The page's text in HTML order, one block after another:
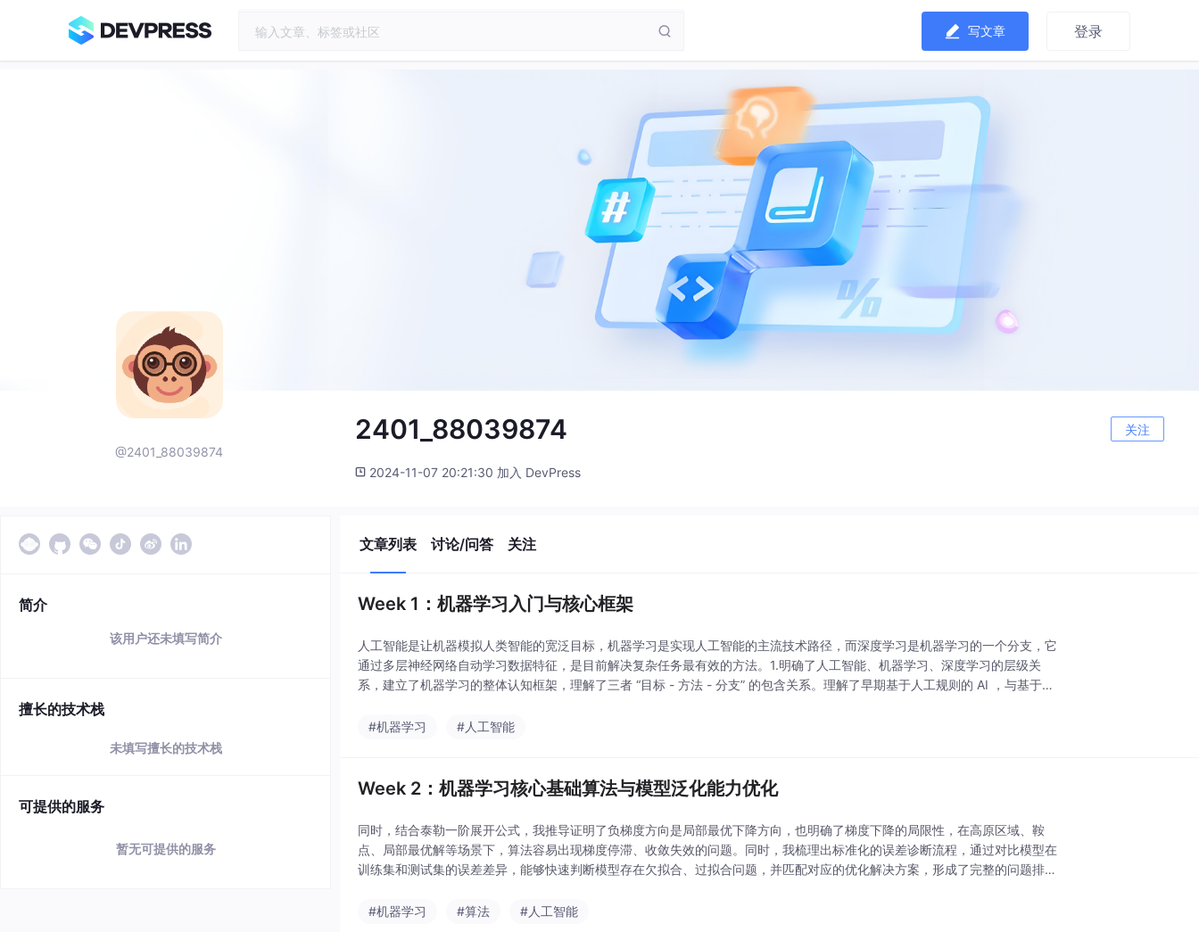
写文章 登录
@2401_88039874
2401_88039874 关注
2024-11-07 20:21:30 加入 DevPress
简介
该用户还未填写简介
擅长的技术栈
未填写擅长的技术栈
可提供的服务
暂无可提供的服务
文章列表 讨论/问答 关注
Week 1：机器学习入门与核心框架
人工智能是让机器模拟人类智能的宽泛目标，机器学习是实现人工智能的主流技术路径，而深度学习是机器学习的一个分支，它
通过多层神经网络自动学习数据特征，是目前解决复杂任务最有效的方法。1.明确了人工智能、机器学习、深度学习的层级关
系，建立了机器学习的整体认知框架，理解了三者 “目标 - 方法 - 分支” 的包含关系。理解了早期基于人工规则的 AI ，与基于数
#机器学习
#人工智能
Week 2：机器学习核心基础算法与模型泛化能力优化
同时，结合泰勒一阶展开公式，我推导证明了负梯度方向是局部最优下降方向，也明确了梯度下降的局限性，在高原区域、鞍
点、局部最优解等场景下，算法容易出现梯度停滞、收敛失效的问题。同时，我梳理出标准化的误差诊断流程，通过对比模型在
训练集和测试集的误差差异，能够快速判断模型存在欠拟合、过拟合问题，并匹配对应的优化解决方案，形成了完整的问题排查
#机器学习
#算法 #人工智能